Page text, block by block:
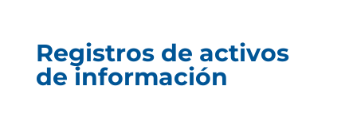
Registros de activos
de información